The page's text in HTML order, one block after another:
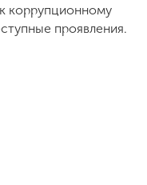
коррупционному
проявления.